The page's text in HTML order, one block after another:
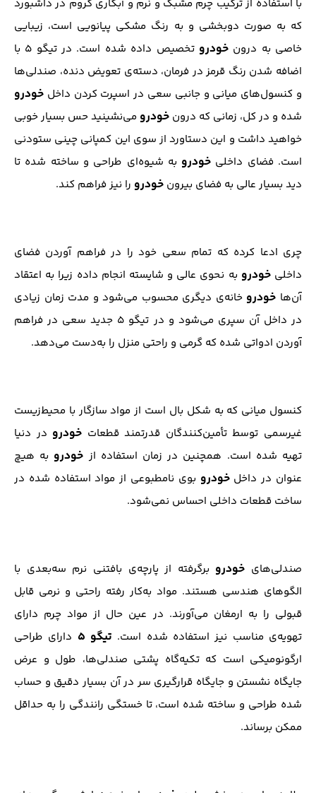
با استفاده از ترکیب چرم مشبک و نرم و آبکاری کروم در داشبورد
که به ‌صورت دوبخشی و به ‌رنگ مشکی پیانویی است، زیبایی
خاصی به درونخودرو
تخصیص داده شده است. در تیگو ۵ با
اضافه شدن رنگ قرمز در فرمان، دسته‌ی تعویض دنده، صندلی‌ها
و کنسول‌های میانی و جانبی سعی در اسپرت کردن داخل خودرو
شده و در کل، زمانی که درون خودرو می‌نشینید حس بسیار خوبی
خواهید داشت و این دستاورد از سوی این کمپانی چینی ستودنی
است. فضای داخلی خودرو به شیو‌ه‌ای طراحی و ساخته شده تا
دید بسیار عالی به فضای بیرون خودرو را نیز فراهم کند.
چری ادعا کرده که تمام سعی خود را در فراهم آوردن فضای
داخلیخودرو به نحوی عالی و شایسته انجام داده زیرا به اعتقاد
آن‌ها خودرو خانه‌ی دیگری محسوب می‌شود و مدت زمان زیادی
در داخل آن سپری می‌شود و در تیگو ۵ جدید سعی در فراهم
آوردن ادواتی شده که گرمی و راحتی منزل را به‌دست می‌دهد.
کنسول میانی که به شکل بال است از مواد سازگار با محیط‌زیست
غیرسمی توسط تأمین‌کنندگان قدرتمند قطعات خودرو در دنیا
تهیه شده است. همچنین در زمان استفاده از خودرو به هیچ
عنوان در داخلخودرو بوی نامطبوعی از مواد استفاده شده در
ساخت قطعات داخلی احساس نمی‌شود.
صندلی‌های خودرو برگرفته از پارچه‌ی بافتنی نرم سه‌بعدی با
الگوهای هندسی هستند. مواد به‌کار رفته راحتی و نرمی قابل
قبولی را به ارمغان می‌آورند. در عین حال از مواد چرم دارای
تهویه‌ی مناسب نیز استفاده شده است. تیگو ۵
دارای طراحی
ارگونومیکی است که تکیه‌گاه پشتی صندلی‌ها، طول و عرض
جایگاه نشستن و جایگاه قرارگیری سر در آن بسیار دقیق و حساب
شده طراحی و ساخته شده است، تا خستگی رانندگی را به حداقل
ممکن برساند.